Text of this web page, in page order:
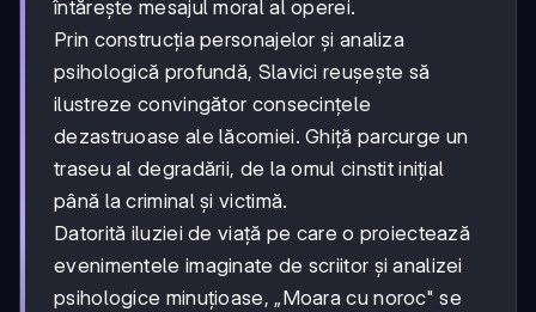
întărește mesajul moral al operei.
Prin construcția personajelor și analiza
psihologică profundă, Slavici reușește să
ilustreze convingător consecințele
dezastruoase ale lăcomiei. Ghiță parcurge un
traseu al degradării, de la omul cinstit inițial
până la criminal și victimă.
Datorită iluziei de viață pe care o proiectează
evenimentele imaginate de scriitor și analizei
psihologice minuțioase, „Moara cu noroc" se